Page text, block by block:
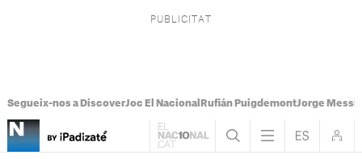
Segueix-nos a DiscoverJoc El Nacional Rufián PuigdemontJorge Messi